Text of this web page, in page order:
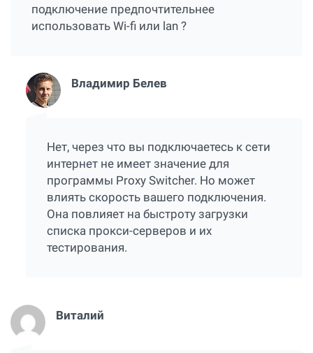
подключение предпочтительнее
использовать Wi-fi или lan ?
Владимир Белев
Нет, через что вы подключаетесь к сети
интернет не имеет значение для
программы Proxy Switcher. Но может
влиять скорость вашего подключения.
Она повлияет на быстроту загрузки
списка прокси-серверов и их
тестирования.
Виталий